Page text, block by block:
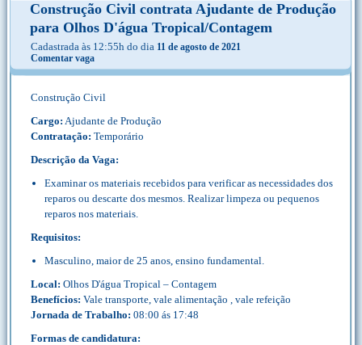
Construção Civil contrata Ajudante de Produção
para Olhos D'água Tropical/Contagem
Cadastrada às 12:55h do dia 11 de agosto de 2021
Comentar vaga
Construção Civil
Cargo: Ajudante de Produção
Contratação: Temporário
Descrição da Vaga:
Examinar os materiais recebidos para verificar as necessidades dos
reparos ou descarte dos mesmos. Realizar limpeza ou pequenos
reparos nos materiais.
Requisitos:
Masculino, maior de 25 anos, ensino fundamental.
Local: Olhos D'água Tropical – Contagem
Benefícios: Vale transporte, vale alimentação , vale refeição
Jornada de Trabalho: 08:00 ás 17:48
Formas de candidatura: